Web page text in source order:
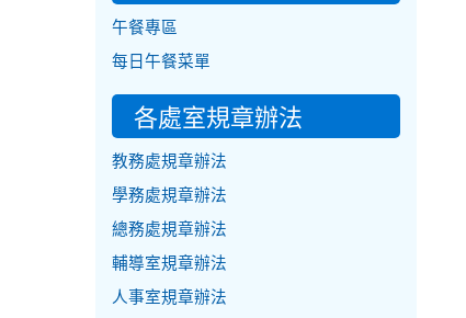
午餐專區
每日午餐菜單
各處室規章辦法
教務處規章辦法
學務處規章辦法
總務處規章辦法
輔導室規章辦法
人事室規章辦法